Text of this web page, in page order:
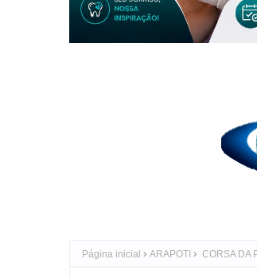
Página inicial ARAPOTI CORSA DA